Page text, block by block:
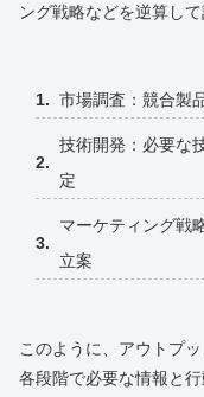
ング戦略などを逆算して
市場調査：競合製
技術開発：必要な
定
マーケティング戦
立案
このように、アウトプ
各段階で必要な情報と